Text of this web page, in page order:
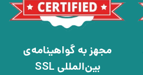
مجهز به گواهینامه‌ی
بین‌المللی SSL